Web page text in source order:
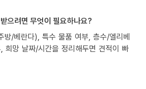
으려면 무엇이 필요하나요?
방/베란다), 특수 물품 여부, 층수/엘리베
희망 날짜/시간을 정리해두면 견적이 빠